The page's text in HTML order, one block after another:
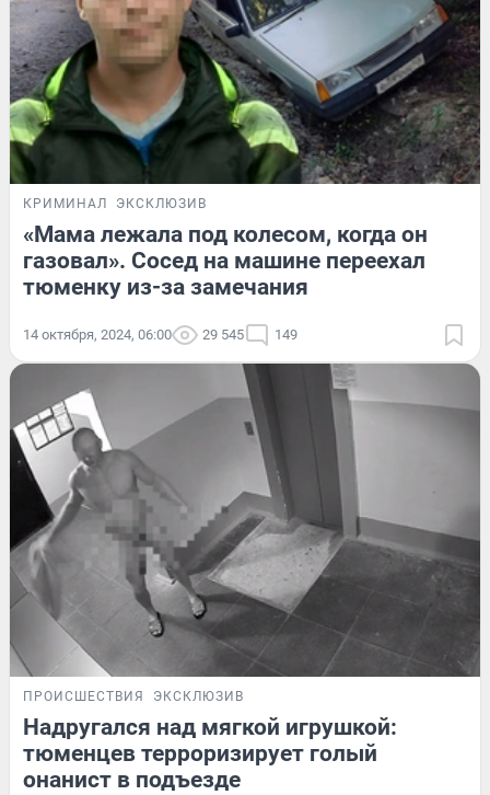
КРИМИНАЛ ЭКСКЛЮЗИВ
«Мама лежала под колесом, когда он
газовал». Сосед на машине переехал
тюменку из-за замечания
14 октября, 2024, 06:00 29 545 149
ПРОИСШЕСТВИЯ ЭКСКЛЮЗИВ
Надругался над мягкой игрушкой:
тюменцев терроризирует голый
онанист в подъезде